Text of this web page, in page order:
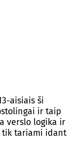
aisiais ši
ir taip
verslo logika ir
tik tariami idant